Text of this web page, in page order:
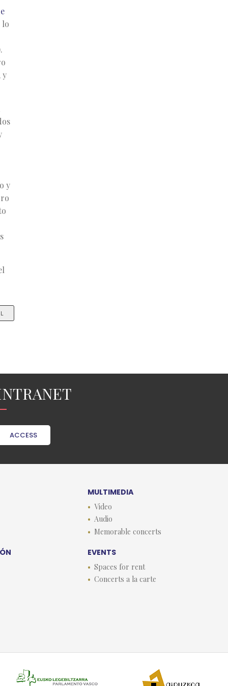
lo
y
y
ACCESS
MULTIMEDIA
Video
Audio
Memorable concerts
EVENTS
Spaces for rent
Concerts a la carte